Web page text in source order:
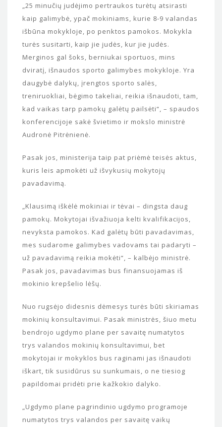
„25 minučių judėjimo pertraukos turėtų atsirasti
kaip galimybė, ypač mokiniams, kurie 8-9 valandas
išbūna mokykloje, po penktos pamokos. Mokykla
turės susitarti, kaip jie judės, kur jie judės.
Merginos gal šoks, berniukai sportuos, mins
dviratį, išnaudos sporto galimybes mokykloje. Yra
daugybė dalykų, įrengtos sporto salės,
treniruokliai, bėgimo takeliai, reikia išnaudoti, tam,
kad vaikas tarp pamokų galėtų pailsėti“, – spaudos
konferencijoje sakė švietimo ir mokslo ministrė
Audronė Pitrėnienė.
Pasak jos, ministerija taip pat priėmė teisės aktus,
kuris leis apmokėti už išvykusių mokytojų
pavadavimą.
„Klausimą iškėlė mokiniai ir tėvai – dingsta daug
pamokų. Mokytojai išvažiuoja kelti kvalifikacijos,
nevyksta pamokos. Kad galėtų būti pavadavimas,
mes sudarome galimybes vadovams tai padaryti –
už pavadavimą reikia mokėti“, – kalbėjo ministrė.
Pasak jos, pavadavimas bus finansuojamas iš
mokinio krepšelio lėšų.
Nuo rugsėjo didesnis dėmesys turės būti skiriamas
mokinių konsultavimui. Pasak ministrės, šiuo metu
bendrojo ugdymo plane per savaitę numatytos
trys valandos mokinių konsultavimui, bet
mokytojai ir mokyklos bus raginami jas išnaudoti
iškart, tik susidūrus su sunkumais, o ne tiesiog
papildomai pridėti prie kažkokio dalyko.
„Ugdymo plane pagrindinio ugdymo programoje
numatytos trys valandos per savaitę vaikų